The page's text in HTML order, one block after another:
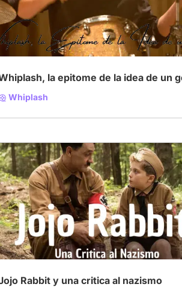
la epitome de la idea de un
Whiplash
Rabbit y una critica al nazismo